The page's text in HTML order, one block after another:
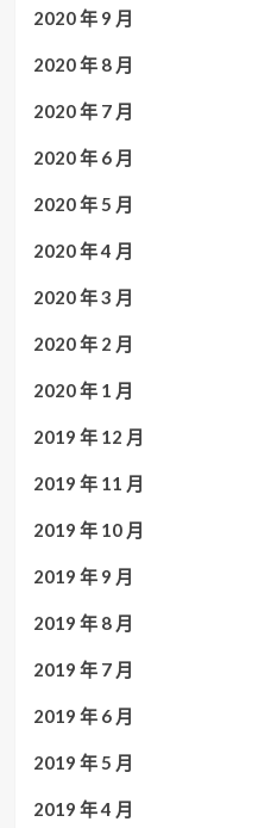
2020 年 9 月
2020 年 8 月
2020 年 7 月
2020 年 6 月
2020 年 5 月
2020 年 4 月
2020 年 3 月
2020 年 2 月
2020 年 1 月
2019 年 12 月
2019 年 11 月
2019 年 10 月
2019 年 9 月
2019 年 8 月
2019 年 7 月
2019 年 6 月
2019 年 5 月
2019 年 4 月